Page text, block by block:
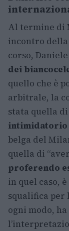
Al termine di
incontro
corso,
dei
quello che è
arbitrale, la
stata quella
intimidatorio
belga del
quella di
proferendo
in quel caso,
squalifica per
ogni modo,